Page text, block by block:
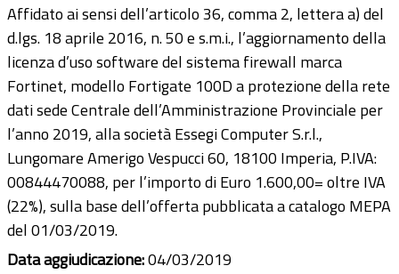
Affidato ai sensi dell’articolo 36, comma 2, lettera a) del
d.lgs. 18 aprile 2016, n. 50 e s.m.i., l’aggiornamento della
licenza d’uso software del sistema firewall marca
Fortinet, modello Fortigate 100D a protezione della rete
dati sede Centrale dell’Amministrazione Provinciale per
l’anno 2019, alla società Essegi Computer S.r.l.,
Lungomare Amerigo Vespucci 60, 18100 Imperia, P.IVA:
00844470088, per l’importo di Euro 1.600,00= oltre IVA
(22%), sulla base dell’offerta pubblicata a catalogo MEPA
del 01/03/2019.
Data aggiudicazione:04/03/2019